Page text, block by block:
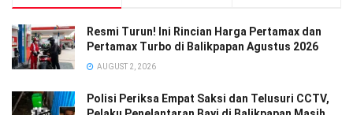
Resmi Turun! Ini Rincian Harga Pertamax dan
Pertamax Turbo di Balikpapan Agustus 2026
AUGUST 2, 2026
Polisi Periksa Empat Saksi dan Telusuri CCTV,